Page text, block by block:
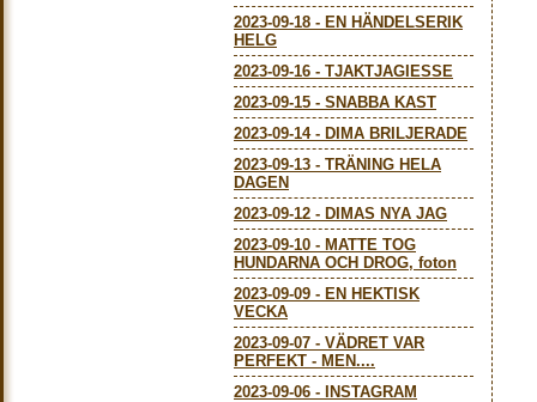
2023-09-18 - EN HÄNDELSERIK
HELG
2023-09-16 - TJAKTJAGIESSE
2023-09-15 - SNABBA KAST
2023-09-14- DIMA BRILJERADE
2023-09-13 - TRÄNING HELA
DAGEN
2023-09-12 - DIMAS NYA JAG
2023-09-10 - MATTE TOG
HUNDARNA OCH DROG, foton
2023-09-09 - EN HEKTISK
VECKA
2023-09-07 - VÄDRET VAR
PERFEKT - MEN....
2023-09-06 -
INSTAGRAM